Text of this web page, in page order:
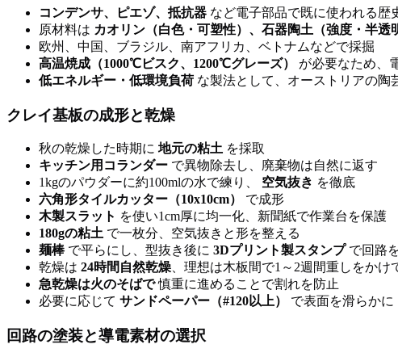
コンデンサ、ピエゾ、抵抗器 など電子部品で既に使われる歴
原材料は カオリン（白色・可塑性）、石器陶土（強度・半透
欧州、中国、ブラジル、南アフリカ、ベトナムなどで採掘
高温焼成（1000℃ビスク、1200℃グレーズ）
が必要なため、
低エネルギー・低環境負荷 な製法として、オーストリアの陶
クレイ基板の成形と乾燥
秋の乾燥した時期に 地元の粘土 を採取
キッチン用コランダー で異物除去し、廃棄物は自然に返す
1kgのパウダーに約100mlの水で練り、 空気抜き を徹底
六角形タイルカッター（10x10cm）
で成形
木製スラット を使い1cm厚に均一化、新聞紙で作業台を保護
180gの粘土 で一枚分、空気抜きと形を整える
麺棒で平らにし、型抜き後に 3Dプリント製スタンプで回路
乾燥は 24時間自然乾燥 、理想は木板間で1～2週間重しをかけ
急乾燥は火のそばで慎重に進めることで割れを防止
必要に応じて サンドペーパー（#120以上） で表面を滑らかに
回路の塗装と導電素材の選択